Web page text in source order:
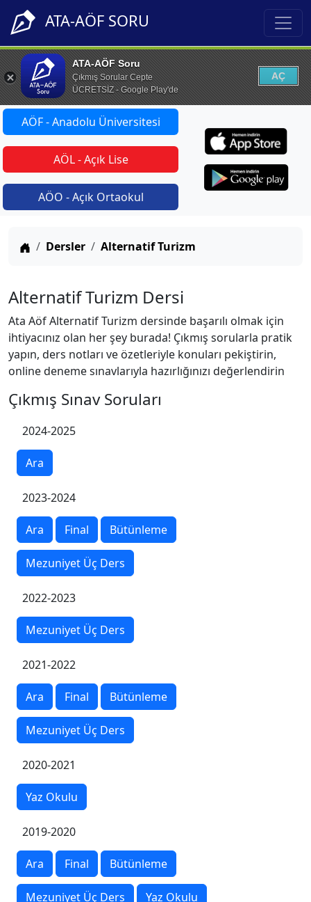
ATA-AÖF SORU
ATA-AÖF Soru
Çıkmış Sorular Cepte
ÜCRETSİZ - Google Play'de
AÇ
AÖF - Anadolu Üniversitesi
AÖL - Açık Lise
AÖO - Açık Ortaokul
Anasayfa
Dersler Alternatif Turizm
Alternatif Turizm Dersi
Ata Aöf Alternatif Turizm dersinde başarılı olmak için
ihtiyacınız olan her şey burada! Çıkmış sorularla pratik
yapın, ders notları ve özetleriyle konuları pekiştirin,
online deneme sınavlarıyla hazırlığınızı değerlendirin
Çıkmış Sınav Soruları
2024-2025
Ara
2023-2024
Ara Final Bütünleme
Mezuniyet Üç Ders
2022-2023
Mezuniyet Üç Ders
2021-2022
Ara Final Bütünleme
Mezuniyet Üç Ders
2020-2021
Yaz Okulu
2019-2020
Ara Final Bütünleme
Mezuniyet Üç Ders Yaz Okulu